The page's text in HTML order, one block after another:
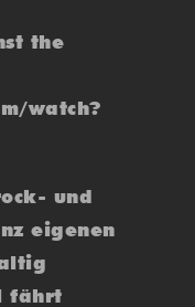
the
watch?
und
eigenen
fährt